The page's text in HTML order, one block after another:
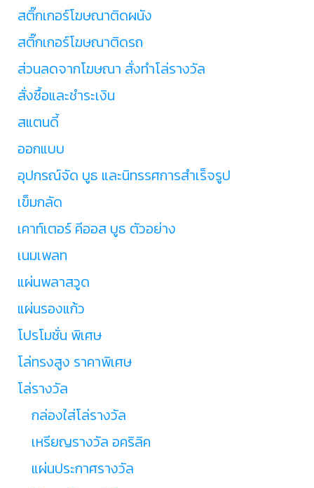
สติ๊กเกอร์โฆษณาติดผนัง
สติ๊กเกอร์โฆษณาติดรถ
ส่วนลดจากโฆษณา สั่งทำโล่รางวัล
สั่งซื้อและชำระเงิน
สแตนดี้
ออกแบบ
อุปกรณ์จัด บูธ และนิทรรศการสำเร็จรูป
เข็มกลัด
เคาท์เตอร์ คีออส บูธ ตัวอย่าง
เนมเพลท
แผ่นพลาสวูด
แผ่นรองแก้ว
โปรโมชั่น พิเศษ
โล่ทรงสูง ราคาพิเศษ
โล่รางวัล
กล่องใส่โล่รางวัล
เหรียญรางวัล อคริลิค
แผ่นประกาศรางวัล